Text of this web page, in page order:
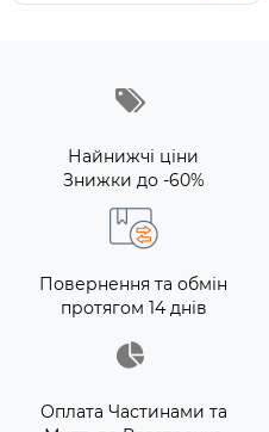
Найнижчі ціни
Знижки до -60%
Повернення та обмін
протягом 14 днів
Оплата Частинами та